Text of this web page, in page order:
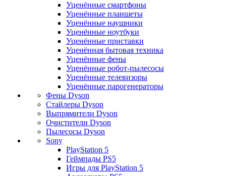
Уценённые смартфоны
Уценённые планшеты
Уценённые наушники
Уценённые ноутбуки
Уценённые приставки
Уценённая бытовая техника
Уценённые фены
Уценённые робот-пылесосы
Уценённые телевизоры
Уценённые парогенераторы
Фены Dyson
Стайлеры Dyson
Выпрямители Dyson
Очистители Dyson
Пылесосы Dyson
Sony
PlayStation 5
Геймпады PS5
Игры для PlayStation 5